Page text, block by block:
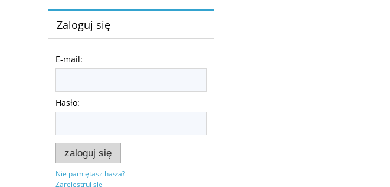
Zaloguj się
E-mail:
Hasło:
zaloguj się
Nie pamiętasz hasła?
Zarejestruj się